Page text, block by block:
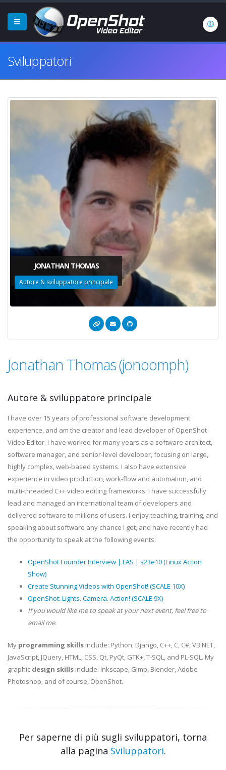
Sviluppatori
JONATHAN THOMAS
Autore & sviluppatore principale
Jonathan Thomas (jonoomph)
Autore & sviluppatore principale
I have over 15 years of professional software development
experience, and am the creator and lead developer of OpenShot
Video Editor. I have worked for many years as a software architect,
software manager, and senior-level developer, focusing on large,
highly complex, web-based systems. I also have extensive
experience in video production, work-flow and automation, and
multi-threaded C++ video editing frameworks. I have successfully
lead and managed an international team of developers and
delivered software to millions of users. I enjoy teaching, training, and
speaking about software any chance I get, and have recently had
the opportunity to speak at the following events:
OpenShot Founder Interview | LAS | s23e10 (Linux Action
Show)
Create Stunning Videos with OpenShot! (SCALE 10X)
OpenShot: Lights. Camera. Action! (SCALE 9X)
If you would like me to speak at your next event, feel free to
email me.
My programming skills include: Python, Django, C++, C, C#, VB.NET,
JavaScript, JQuery, HTML, CSS, Qt, PyQt, GTK+, T-SQL, and PL-SQL. My
graphic design skills include: Inkscape, Gimp, Blender, Adobe
Photoshop, and of course, OpenShot.
Per saperne di più sugli sviluppatori, torna
alla pagina Sviluppatori.